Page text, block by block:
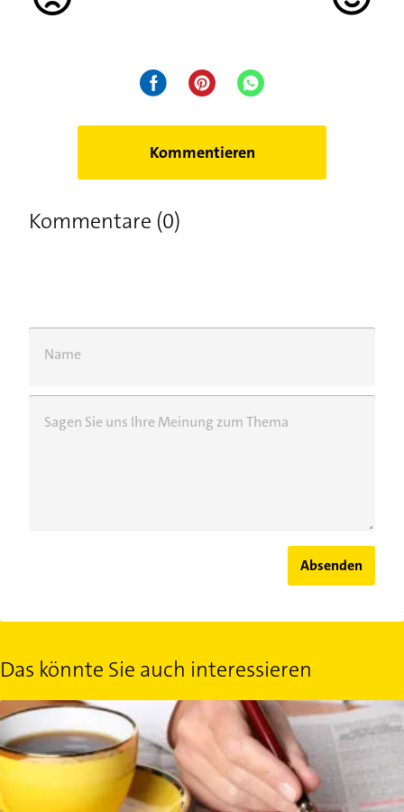
Kommentieren
Kommentare (0)
Name
Sagen Sie uns Ihre Meinung zum Thema
Absenden
Das könnte Sie auch interessieren
Hartz IV: Wie viele Bewerbungen sind Pflicht?